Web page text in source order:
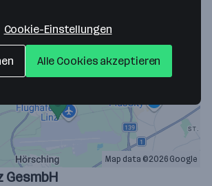
Map data ©2026 Google
GesmbH
Cookie-Einstellungen
Alle Cookies akzeptieren